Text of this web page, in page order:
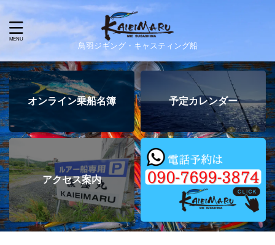
鳥羽ジギング・キャスティング船
オンライン乗船名簿 予定カレンダー
アクセス案内